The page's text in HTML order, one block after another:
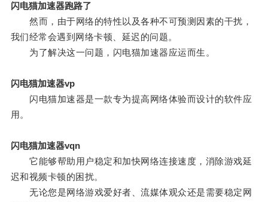
闪电猫加速器跑路了
然而，由于网络的特性以及各种不可预测因素的干扰，
我们经常会遇到网络卡顿、延迟的问题。
为了解决这一问题，闪电猫加速器应运而生。
闪电猫加速器vp
闪电猫加速器是一款专为提高网络体验而设计的软件应
用。
闪电猫加速器vqn
它能够帮助用户稳定和加快网络连接速度，消除游戏延
迟和视频卡顿的困扰。
无论您是网络游戏爱好者、流媒体观众还是需要稳定网